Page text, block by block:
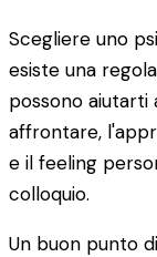
Scegliere uno
esiste una
possono aiutarti
affrontare,
e il feeling
colloquio.
Un buon punto